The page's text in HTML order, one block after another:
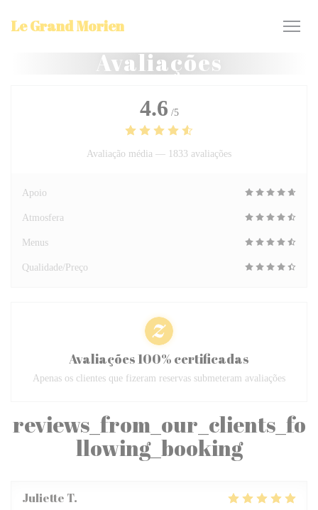
Le Grand Morien
Avaliações
reviews_from_our_clients_fo
llowing_booking
Juliette T
4.6 /5
Avaliação média — 1833 avaliações
Apoio
Atmosfera
Menus
Qualidade/Preço
Avaliações 100% certificadas
Apenas os clientes que fizeram reservas submeteram avaliações